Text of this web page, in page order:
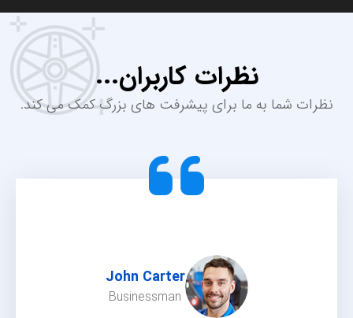
نظرات کاربران...
نظرات شما به ما برای پیشرفت های بزرگ کمک می کند.
John Carter
Businessman